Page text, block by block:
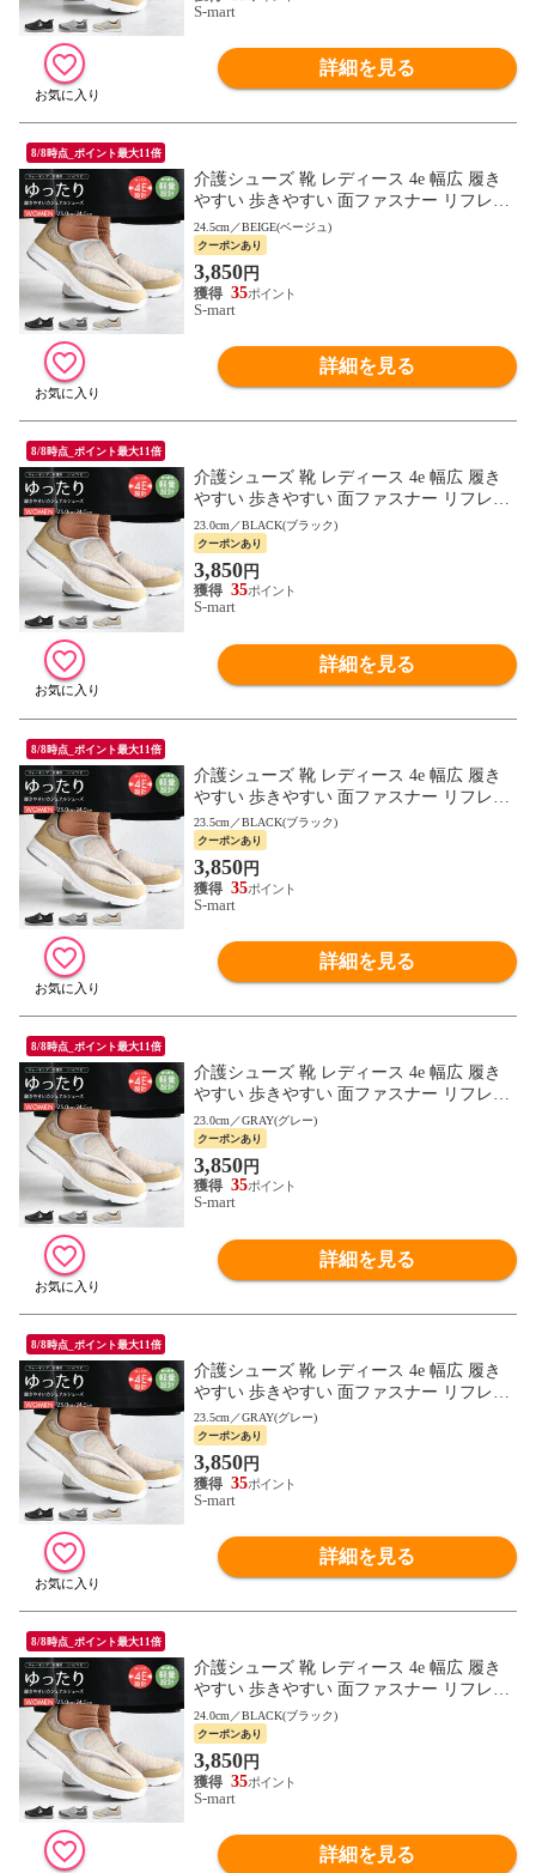
S-mart
詳細を見る
8/8時点_ポイント最大11倍
介護シューズ 靴 レディース 4e 幅広 履き
やすい 歩きやすい 面ファスナー リフレク
ター リハビリ コンフォート ウォーキング
軽い 2865
24.5cm／BEIGE(ベージュ)
クーポンあり
3,850円
35
S-mart
詳細を見る
8/8時点_ポイント最大11倍
介護シューズ 靴 レディース 4e 幅広 履き
やすい 歩きやすい 面ファスナー リフレク
ター リハビリ コンフォート ウォーキング
軽い 2865
23.0cm／BLACK(ブラック)
クーポンあり
3,850円
35
S-mart
詳細を見る
8/8時点_ポイント最大11倍
介護シューズ 靴 レディース 4e 幅広 履き
やすい 歩きやすい 面ファスナー リフレク
ター リハビリ コンフォート ウォーキング
軽い 2865
23.5cm／BLACK(ブラック)
クーポンあり
3,850円
35
S-mart
詳細を見る
8/8時点_ポイント最大11倍
介護シューズ 靴 レディース 4e 幅広 履き
やすい 歩きやすい 面ファスナー リフレク
ター リハビリ コンフォート ウォーキング
軽い 2865
23.0cm／GRAY(グレー)
クーポンあり
3,850円
35
S-mart
詳細を見る
8/8時点_ポイント最大11倍
介護シューズ 靴 レディース 4e 幅広 履き
やすい 歩きやすい 面ファスナー リフレク
ター リハビリ コンフォート ウォーキング
軽い 2865
23.5cm／GRAY(グレー)
クーポンあり
3,850円
35
S-mart
詳細を見る
8/8時点_ポイント最大11倍
介護シューズ 靴 レディース 4e 幅広 履き
やすい 歩きやすい 面ファスナー リフレク
ター リハビリ コンフォート ウォーキング
軽い 2865
24.0cm／BLACK(ブラック)
クーポンあり
3,850円
35
S-mart
詳細を見る